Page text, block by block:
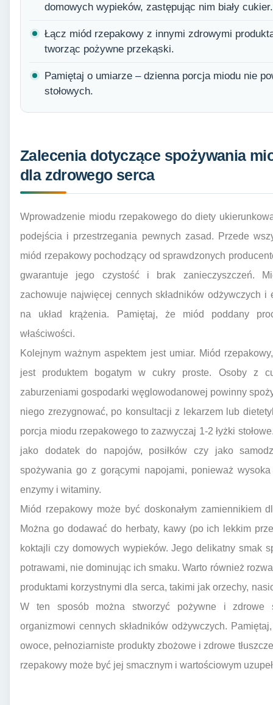
domowych wypieków, zastępując nim biały cukier.
Łącz miód rzepakowy z innymi zdrowymi
tworząc pożywne przekąski.
Pamiętaj o umiarze – dzienna porcja miodu nie
stołowych.
Zalecenia dotyczące spożywania
dla zdrowego serca
Wprowadzenie miodu rzepakowego do diety
podejścia i przestrzegania pewnych zasad. Przede
miód rzepakowy pochodzący od sprawdzonych
gwarantuje jego czystość i brak zanieczyszczeń.
zachowuje najwięcej cennych składników odżywczych i
na układ krążenia. Pamiętaj, że miód poddany
właściwości.
Kolejnym ważnym aspektem jest umiar. Miód
jest produktem bogatym w cukry proste. Osoby z
zaburzeniami gospodarki węglowodanowej powinny
niego zrezygnować, po konsultacji z lekarzem lub
porcja miodu rzepakowego to zazwyczaj 1-2 łyżki
jako dodatek do napojów, posiłków czy jako
spożywania go z gorącymi napojami, ponieważ
enzymy i witaminy.
Miód rzepakowy może być doskonałym zamiennikiem
Można go dodawać do herbaty, kawy (po ich lekkim
koktajli czy domowych wypieków. Jego delikatny smak
potrawami, nie dominując ich smaku. Warto również
produktami korzystnymi dla serca, takimi jak orzechy,
W ten sposób można stworzyć pożywne i zdrowe
organizmowi cennych składników odżywczych.
owoce, pełnoziarniste produkty zbożowe i zdrowe
rzepakowy może być jej smacznym i wartościowym